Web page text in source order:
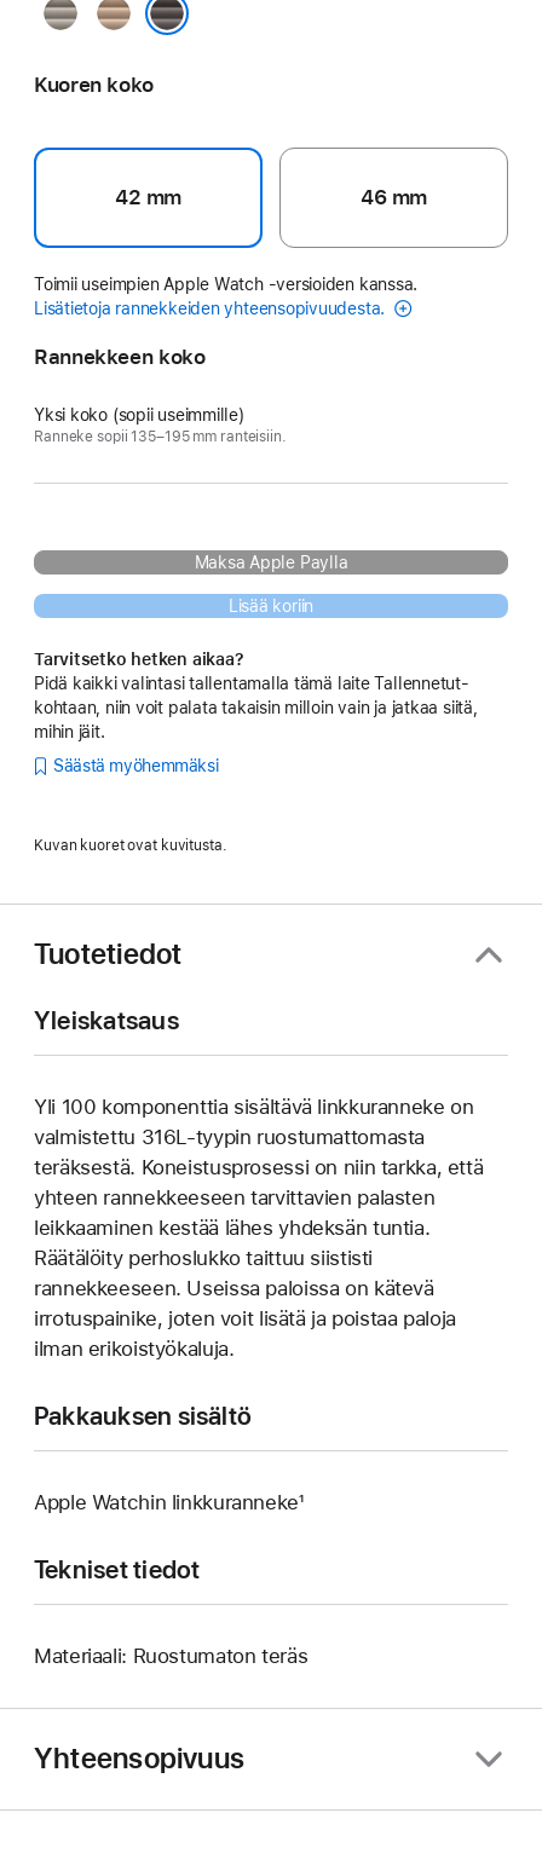
Luonnon­­
Kulta
Kuoren koko
42 mm 46 mm
Toimii useimpien Apple Watch ‑versioiden kanssa.
Lisätietoja rannekkeiden yhteensopivuudesta.
Rannekkeen koko
Yksi koko (sopii useimmille)
Ranneke sopii 135–195 mm ranteisiin.
Maksa Apple Paylla
Lisää koriin
Tarvitsetko hetken aikaa?
Pidä kaikki valintasi tallentamalla tämä laite Tallennetut-
kohtaan, niin voit palata takaisin milloin vain ja jatkaa siitä,
mihin jäit.
Säästä myöhemmäksi
Kuvan kuoret ovat kuvitusta.
Tuotetiedot
Yleiskatsaus
Yli 100 komponenttia sisältävä linkkuranneke on
valmistettu 316L-tyypin ruostumattomasta
teräksestä. Koneistusprosessi on niin tarkka, että
yhteen rannekkeeseen tarvittavien palasten
leikkaaminen kestää lähes yhdeksän tuntia.
Räätälöity perhoslukko taittuu siististi
rannekkeeseen. Useissa paloissa on kätevä
irrotuspainike, joten voit lisätä ja poistaa paloja
ilman erikoistyökaluja.
Pakkauksen sisältö
Apple Watchin linkkuranneke¹
Tekniset tiedot
Materiaali: Ruostumaton teräs
Yhteensopivuus